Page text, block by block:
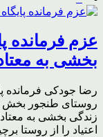
عزم فرمانده
بخشی به
رضا جودکی
روستای طنجور بخش
اعتیاد را از روستا